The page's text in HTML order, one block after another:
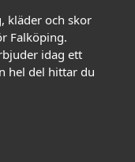
kläder och skor
Falköping.
idag ett
hel del hittar du